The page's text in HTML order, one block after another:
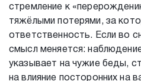
стремление к
тяжёлыми потерями, за
ответственность. Если во
смысл меняется:
указывает на чужие беды,
на влияние посторонних на